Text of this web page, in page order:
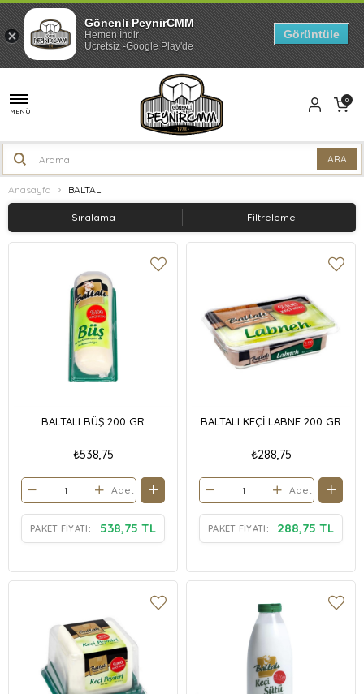
MENÜ
0
Anasayfa BALTALI
Filtreleme
Sıralama
BALTALI BÜŞ 200 GR
₺538,75
Adet
PAKET FIYATI: 538,75 TL
BALTALI KEÇİ LABNE 200 GR
₺288,75
Adet
PAKET FIYATI: 288,75 TL
Gönenli PeynirCMM
Hemen İndir
Ücretsiz -Google Play'de
Görüntüle